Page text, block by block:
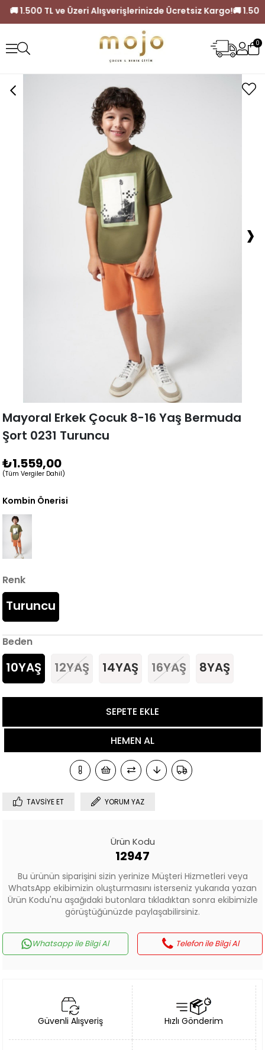
Kargo! 🚚 1.500 TL ve Üzeri Alışverişlerinizde Ücretsiz
0
›
Mayoral Erkek Çocuk 8-16 Yaş Bermuda
Şort 0231 Turuncu
₺1.559,00
(Tüm Vergiler Dahil)
Kombin Önerisi
Renk
Turuncu
Beden
10YAŞ 12YAŞ 14YAŞ 16YAŞ 8YAŞ
TAVSIYE ET YORUM YAZ
Ürün Kodu
12947
Bu ürünün siparişini sizin yerinize Müşteri Hizmetleri veya
WhatsApp ekibimizin oluşturmasını isterseniz yukarıda yazan
Ürün Kodu'nu aşağıdaki butonlara tıkladıktan sonra ekibimizle
görüştüğünüzde paylaşabilirsiniz.
Whatsapp ile Bilgi Al Telefon ile Bilgi Al
Güvenli Alışveriş Hızlı Gönderim